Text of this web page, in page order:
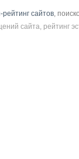
рейтинг сайтов ,
сайта, рейтинг